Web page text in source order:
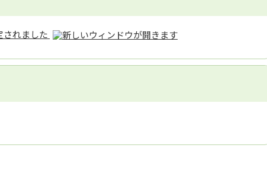
されました